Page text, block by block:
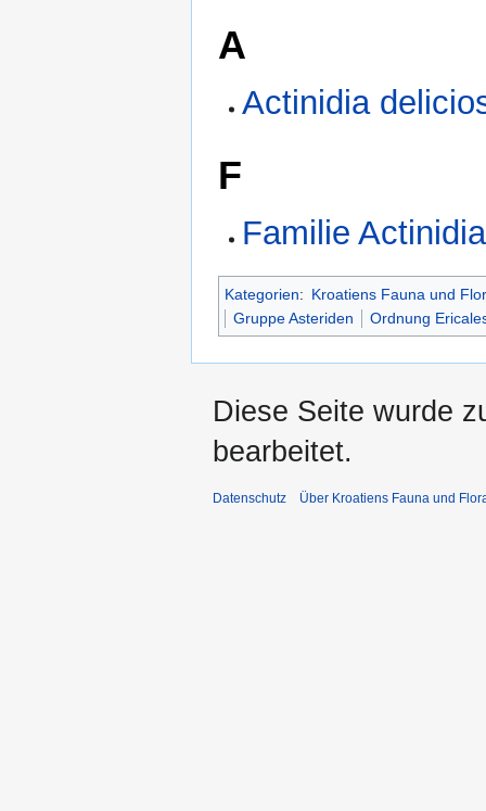
A
Actinidia
F
Familie
Kategorien: Kroatiens Fauna und
Gruppe Asteriden
Ordnung
Diese Seite wurde
bearbeitet.
Datenschutz Über Kroatiens Fauna und